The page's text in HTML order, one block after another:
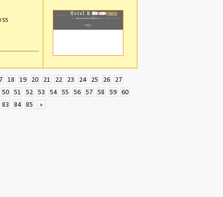
55
18 19 20 21 22 23 24 25 26
27
50 51 52 53 54 55 56 57 58 59 60
83
84 85 »